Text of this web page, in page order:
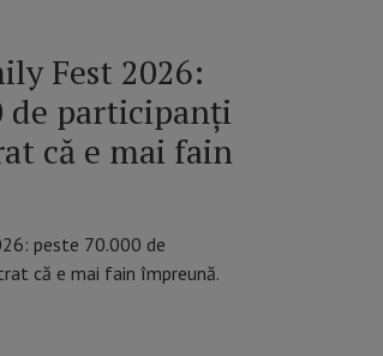
Fest 2026:
de participanți
că e mai fain
peste 70.000 de
că e mai fain împreună.